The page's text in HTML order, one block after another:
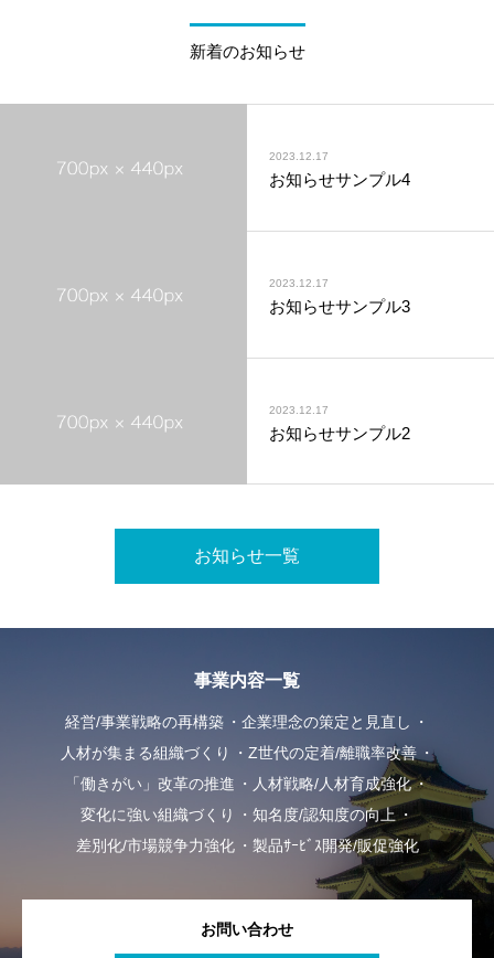
新着のお知らせ
2023.12.17
お知らせサンプル4
2023.12.17
お知らせサンプル3
2023.12.17
お知らせサンプル2
お知らせ一覧
事業内容一覧
経営/事業戦略の再構築
企業理念の策定と見直し
人材が集まる組織づくり
Z世代の定着/離職率改善
「働きがい」改革の推進
人材戦略/人材育成強化
変化に強い組織づくり
知名度/認知度の向上
差別化/市場競争力強化
製品ｻｰﾋﾞｽ開発/販促強化
お問い合わせ